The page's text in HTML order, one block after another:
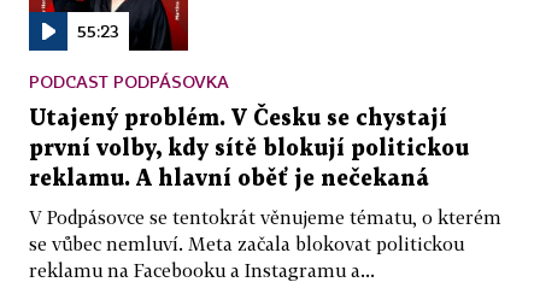
55:23
PODCAST PODPÁSOVKA
Utajený problém. V Česku se chystají
první volby, kdy sítě blokují politickou
reklamu. A hlavní oběť je nečekaná
V Podpásovce se tentokrát věnujeme tématu, o kterém
se vůbec nemluví. Meta začala blokovat politickou
reklamu na Facebooku a Instagramu a...